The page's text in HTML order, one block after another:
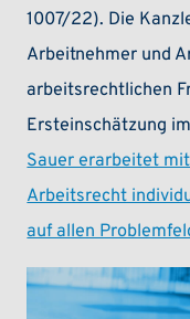
1007/22). Die
Arbeitnehmer und
arbeitsrechtlichen
Ersteinschätzung im
Sauer erarbeitet
Arbeitsrecht
auf allen